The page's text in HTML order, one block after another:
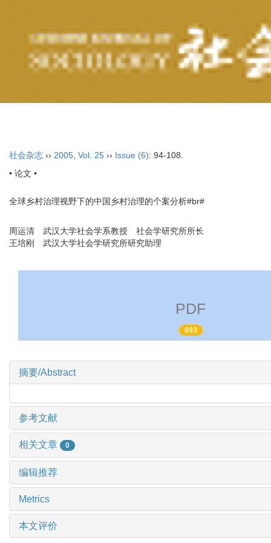
社会杂志 ›› 2005 Vol. 25 ›› Issue (6): 94-108.
• 论文 •
全球乡村治理视野下的中国乡村治理的个案分析#br#
周运清 武汉大学社会学系教授 社会学研究所所长
王培刚 武汉大学社会学研究所研究助理
PDF
693
参考文献
相关文章 0
编辑推荐
Metrics